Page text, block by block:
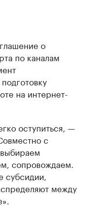
о
по каналам
на интернет-
оступиться, —
с
сопровождаем.
субсидии,
между